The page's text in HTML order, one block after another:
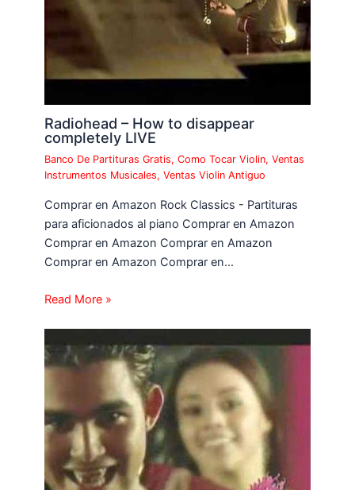
Radiohead – How to disappear
completely LIVE
Banco De Partituras Gratis,Como Tocar Violin,Ventas
Instrumentos Musicales,Ventas Violin Antiguo
Comprar en Amazon Rock Classics - Partituras
para aficionados al piano Comprar en Amazon
Comprar en Amazon Comprar en Amazon
Comprar en Amazon Comprar en…
Read More »